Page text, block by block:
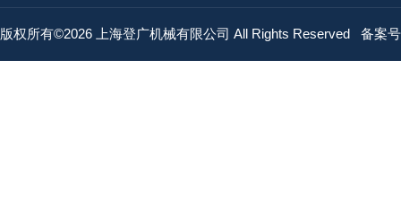
版权所有©2026 上海登广机械有限公司 All Rights Reserved 备案